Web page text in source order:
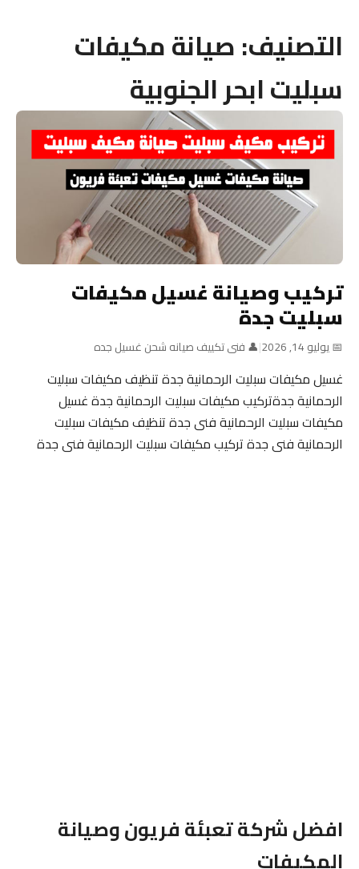
التصنيف:صيانة مكيفات
سبليت ابحر الجنوبية
تركيب وصيانة غسيل مكيفات
سبليت جدة
📅 يوليو 14, 2026 |👤 فنى تكييف صيانه شحن غسيل جده
غسيل مكيفات سبليت الرحمانية جدة تنظيف مكيفات سبليت
الرحمانية جدةتركيب مكيفات سبليت الرحمانية جدة غسيل
مكيفات سبليت الرحمانية فنى جدة تنظيف مكيفات سبليت
الرحمانية فنى جدة تركيب مكيفات سبليت الرحمانية فنى جدة
افضل شركة تعبئة فريون وصيانة
المكيفات